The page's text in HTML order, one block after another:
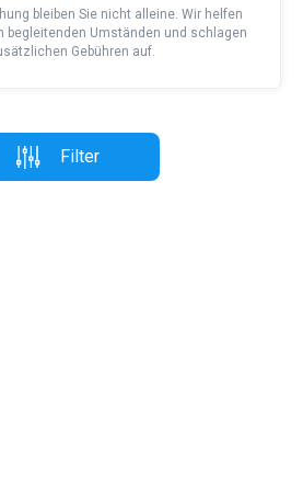
bleiben Sie nicht alleine. Wir helfen
begleitenden Umständen und schlagen
Gebühren auf.
Filter